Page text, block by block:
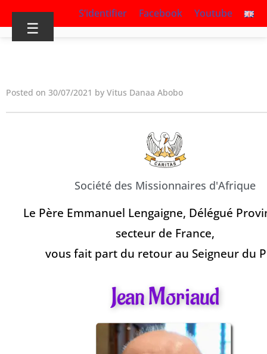
S’identifier Facebook Youtube
☰
Posted on 30/07/2021 by Vitus Danaa Abobo
Société des Missionnaires d'Afrique
Le Père Emmanuel Lengaigne, Délégué
secteur de France,
vous fait part du retour au Seigneur du
Jean Moriaud